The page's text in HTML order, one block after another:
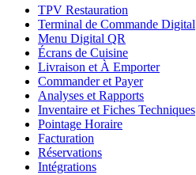
TPV Restauration
Terminal de Commande Digital
Menu Digital QR
Écrans de Cuisine
Livraison et À Emporter
Commander et Payer
Analyses et Rapports
Inventaire et Fiches Techniques
Pointage Horaire
Facturation
Réservations
Intégrations